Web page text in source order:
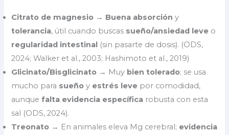
Citrato de magnesio → Buena absorción y
tolerancia, útil cuando buscas sueño/ansiedad leve o
regularidad intestinal (sin pasarte de dosis). (ODS,
2024; Walker et al., 2003; Hashimoto et al., 2019)
Glicinato/Bisglicinato → Muy bien tolerado; se usa
mucho para sueño y estrés leve por comodidad,
aunquefalta evidencia específica robusta con esta
sal (ODS, 2024).
Treonato → En animales eleva Mg cerebral; evidencia